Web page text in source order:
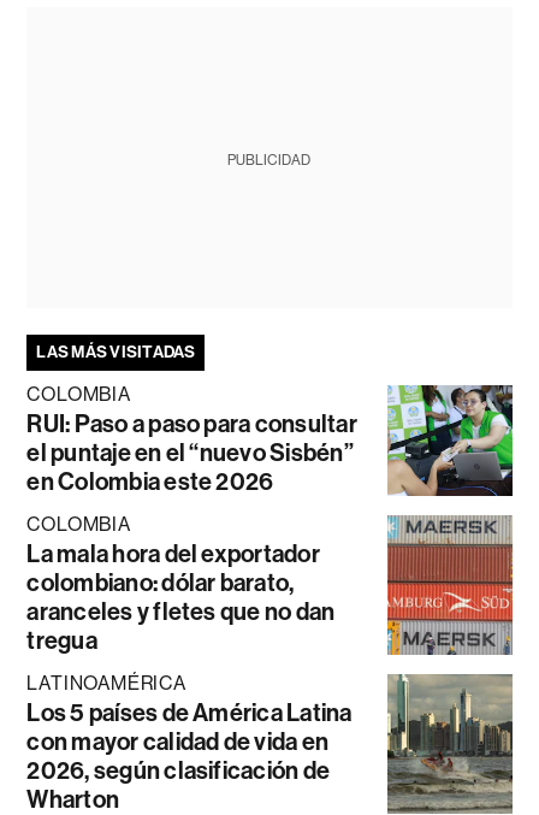
PUBLICIDAD
LAS MÁS VISITADAS
COLOMBIA
RUI: Paso a paso para consultar
el puntaje en el “nuevo Sisbén”
en Colombia este 2026
COLOMBIA
La mala hora del exportador
colombiano: dólar barato,
aranceles y fletes que no dan
tregua
LATINOAMÉRICA
Los 5 países de América Latina
con mayor calidad de vida en
2026, según clasificación de
Wharton